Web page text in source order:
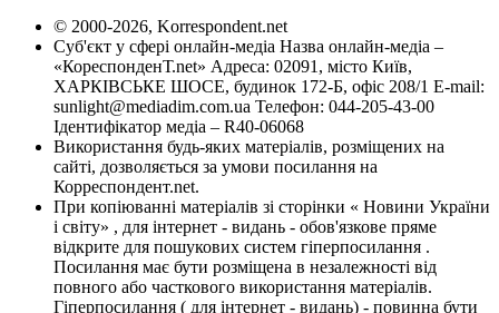
© 2000-2026, Korrespondent.net
Суб'єкт у сфері онлайн-медіа Назва онлайн-медіа –
«КореспонденТ.net» Адреса: 02091, місто Київ,
ХАРКІВСЬКЕ ШОСЕ, будинок 172-Б, офіс 208/1 E-mail:
sunlight@mediadim.com.ua Телефон: 044-205-43-00
Ідентифікатор медіа – R40-06068
Використання будь-яких матеріалів, розміщених на
сайті, дозволяється за умови посилання на
Корреспондент.net.
При копіюванні матеріалів зі сторінки « Новини України
і світу» , для інтернет - видань - обов'язкове пряме
відкрите для пошукових систем гіперпосилання .
Посилання має бути розміщена в незалежності від
повного або часткового використання матеріалів.
Гіперпосилання ( для інтернет - видань) - повинна бути